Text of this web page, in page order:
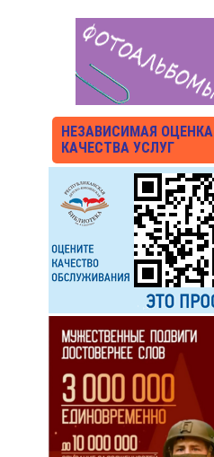
НЕЗАВИСИМАЯ ОЦЕНКА
КАЧЕСТВА УСЛУГ